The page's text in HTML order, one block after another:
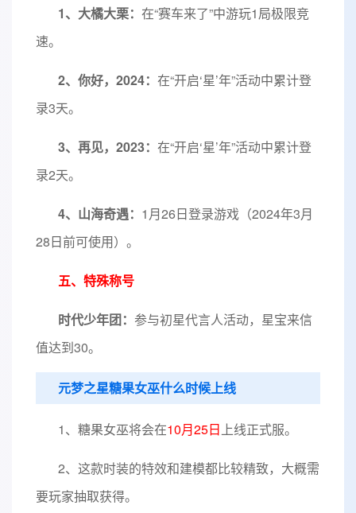
1、大橘大栗： 在“赛车来了”中游玩1局极限竞
速。
2、你好，2024： 在“开启‘星’年”活动中累计登
录3天。
3、再见，2023： 在“开启‘星’年”活动中累计登
录2天。
4、山海奇遇： 1月26日登录游戏（2024年3月
28日前可使用）。
五、特殊称号
时代少年团： 参与初星代言人活动，星宝来信
值达到30。
元梦之星糖果女巫什么时候上线
1、糖果女巫将会在10月25日 上线正式服。
2、这款时装的特效和建模都比较精致，大概需
要玩家抽取获得。